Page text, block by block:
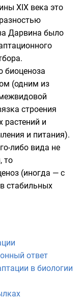
XIX века это
Дарвина было
.
биоценоза
(одним из
строения
растений и
и питания).
либо вида не
то
(иногда — с
стабильных
ответ
в биологии